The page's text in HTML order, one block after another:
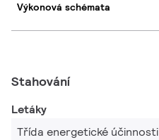
Výkonová schémata
Stahování
Letáky
Třída energetické účinnosti